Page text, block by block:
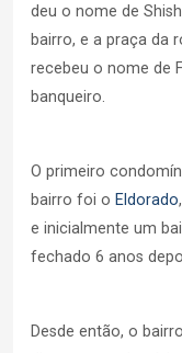
deu o nome de
bairro, e a praça da
recebeu o nome de
banqueiro.
O primeiro
bairro foi o Eldorado
e inicialmente um
fechado 6 anos
Desde então, o